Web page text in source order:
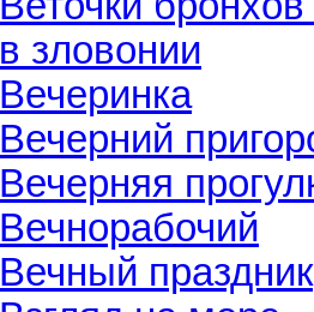
в зловонии
Вечеринка
Вечерний
Вечерняя
Вечнорабочий
Вечный праздник